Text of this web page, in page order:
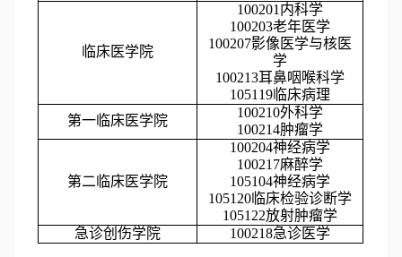
临床医学院
100201内科学
100203老年医学
100207影像医学与核医
学
100213耳鼻咽喉科学
105119临床病理
第一临床医学院
100210外科学
100214肿瘤学
第二临床医学院
100204神经病学
100217麻醉学
105104神经病学
105120临床检验诊断学
105122放射肿瘤学
急诊创伤学院
100218急诊医学